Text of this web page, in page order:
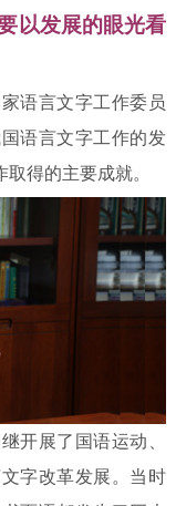
以发展的眼光看
语言文字工作委员
语言文字工作的发
得的主要成就。
开展了国语运动、
字改革发展。当时